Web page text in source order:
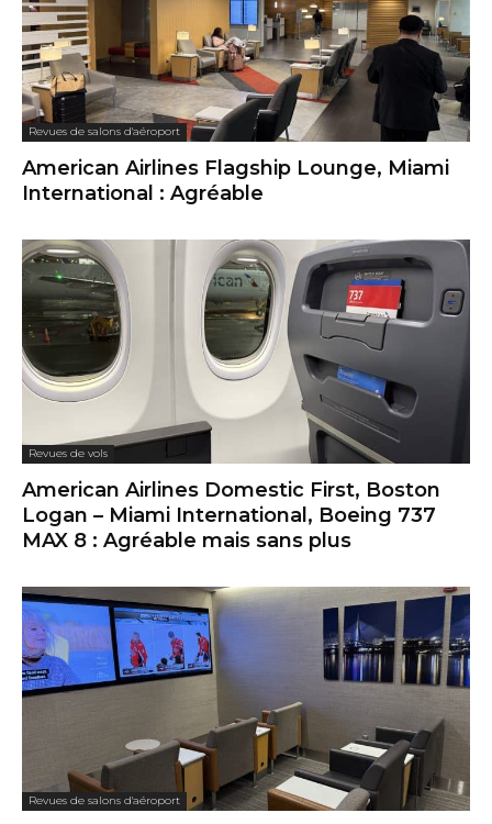
Revues de salons d'aéroport
American Airlines Flagship Lounge, Miami
International : Agréable
Revues de vols
American Airlines Domestic First, Boston
Logan – Miami International, Boeing 737
MAX 8 : Agréable mais sans plus
Revues de salons d'aéroport